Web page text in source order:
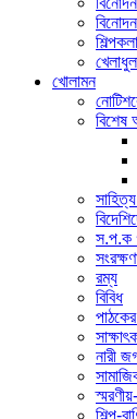
শিল্পকলা
খোলামন
স.প.ক
রম্য
বিবিধ
নারী
শিল্প-